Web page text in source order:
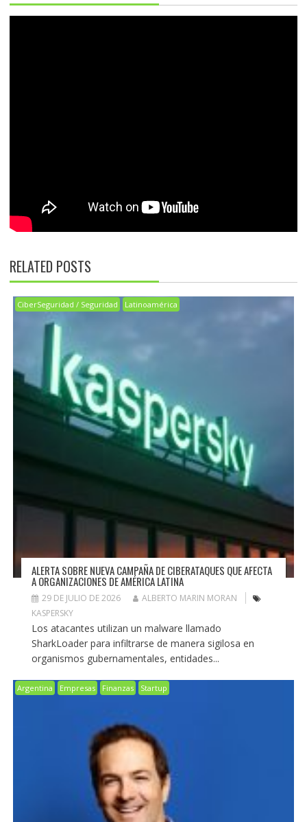
RELATED POSTS
CiberSeguridad / Seguridad Latinoamérica
ALERTA SOBRE NUEVA CAMPAÑA DE CIBERATAQUES QUE AFECTA
A ORGANIZACIONES DE AMÉRICA LATINA
29 DE JULIO DE 2026
ALBERTO MARIN MORAN
KASPERSKY
Los atacantes utilizan un malware llamado
SharkLoader para infiltrarse de manera sigilosa en
organismos gubernamentales, entidades...
Argentina Empresas Finanzas Startup